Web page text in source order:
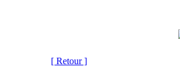
[ Retour ]